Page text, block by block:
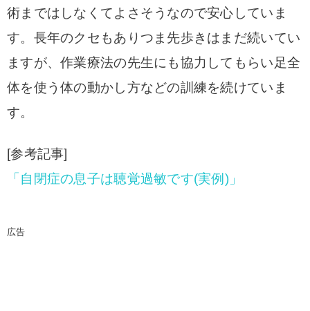
術まではしなくてよさそうなので安心していま
す。 長年のクセもありつま先歩きはまだ続いてい
ますが、作業療法の先生にも協力してもらい足全
体を使う体の動かし方などの訓練を続けていま
す。
[参考記事]
「自閉症の息子は聴覚過敏です(実例)」
広告